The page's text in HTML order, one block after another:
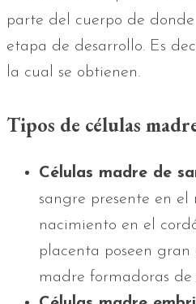
parte del cuerpo de
etapa de desarrollo. Es
la cual se obtienen.
Tipos de células
Células madre de
sangre presente en el
nacimiento en el
placenta poseen
madre formadoras de